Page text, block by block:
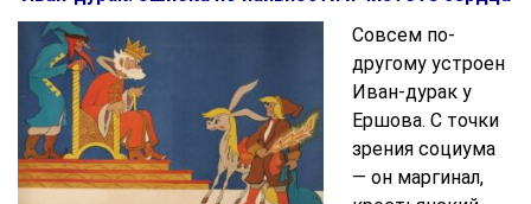
Совсем по-
другому устроен
Иван-дурак у
Ершова. С точки
зрения социума
— он маргинал,